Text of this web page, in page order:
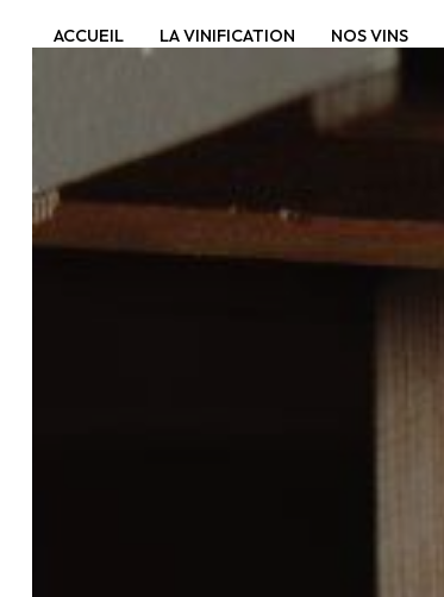
ACCUEIL LA VINIFICATION NOS VINS